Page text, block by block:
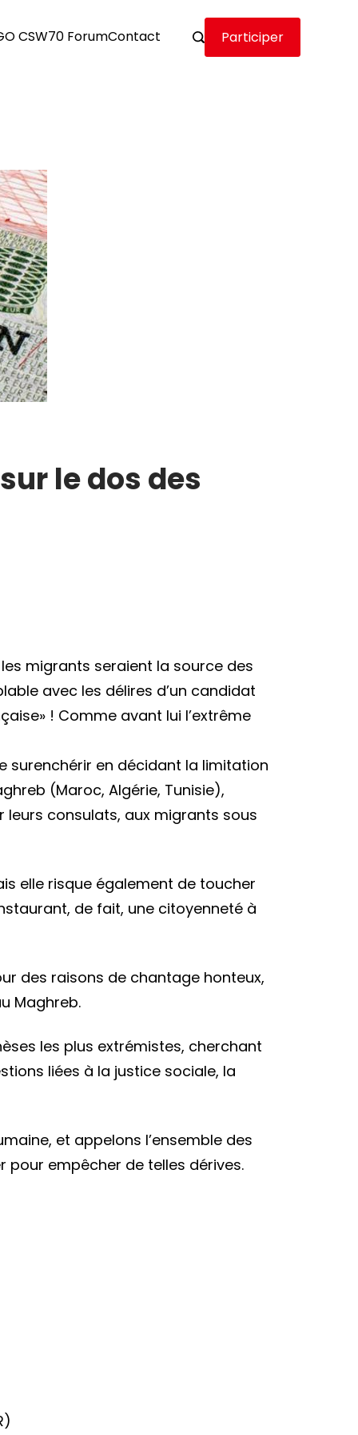
CSW70 ForumContact Participer
le dos des
migrants seraient la source des
avec les délires d’un candidat
! Comme avant lui l’extrême
surenchérir en décidant la limitation
(Maroc, Algérie, Tunisie),
consulats, aux migrants sous
elle risque également de toucher
de fait, une citoyenneté à
des raisons de chantage honteux,
Maghreb.
les plus extrémistes, cherchant
liées à la justice sociale, la
et appelons l’ensemble des
pour empêcher de telles dérives.